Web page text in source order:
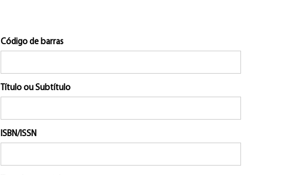
Código de barras
Título ou Subtítulo
ISBN/ISSN